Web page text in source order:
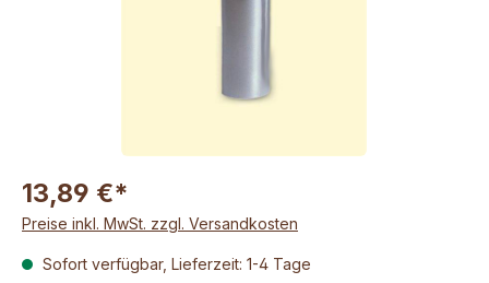
13,89 €*
Preise inkl. MwSt. zzgl. Versandkosten
Sofort verfügbar, Lieferzeit: 1-4 Tage